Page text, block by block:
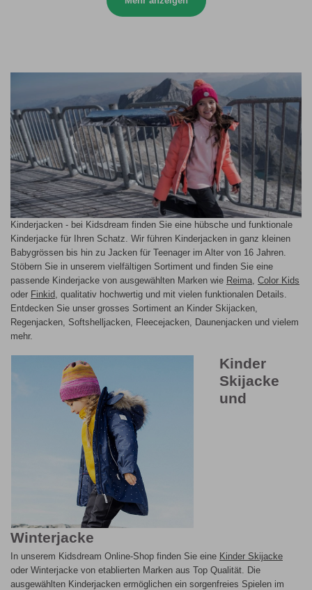
Kinderjacken - bei Kidsdream finden Sie eine hübsche und funktionale
Kinderjacke für Ihren Schatz. Wir führen Kinderjacken in ganz kleinen
Babygrössen bis hin zu Jacken für Teenager im Alter von 16 Jahren.
Stöbern Sie in unserem vielfältigen Sortiment und finden Sie eine
passende Kinderjacke von ausgewählten Marken wie Reima, Color Kids
oder Finkid, qualitativ hochwertig und mit vielen funktionalen Details.
Entdecken Sie unser grosses Sortiment an Kinder Skijacken,
Regenjacken, Softshelljacken, Fleecejacken, Daunenjacken und vielem
mehr.
Kinder
Skijacke
und
Winterjacke
In unserem Kidsdream Online-Shop finden Sie eine Kinder Skijacke
oder Winterjacke von etablierten Marken aus Top Qualität. Die
ausgewählten Kinderjacken ermöglichen ein sorgenfreies Spielen im